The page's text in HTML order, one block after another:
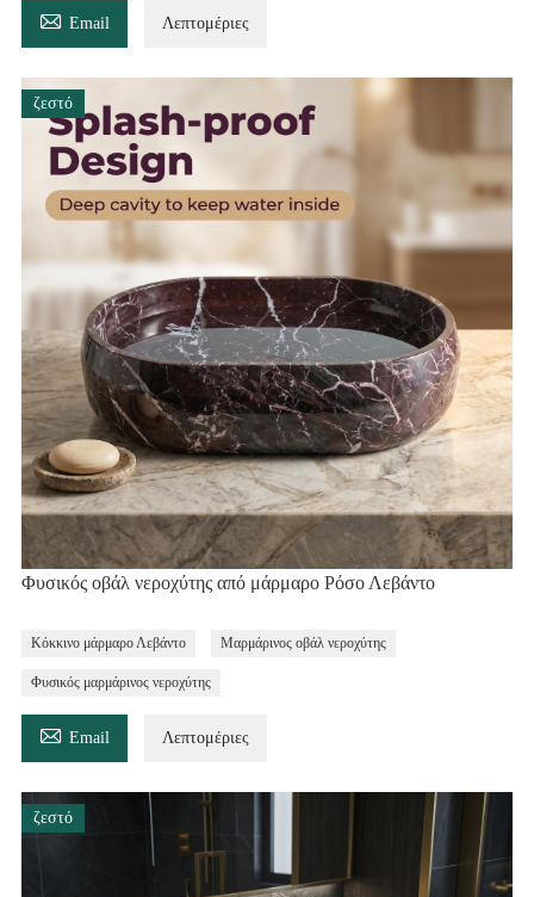
 Email Λεπτομέριες
ζεστό
Φυσικός οβάλ νεροχύτης από μάρμαρο Ρόσο Λεβάντο
Κόκκινο μάρμαρο Λεβάντο Μαρμάρινος οβάλ νεροχύτης
Φυσικός μαρμάρινος νεροχύτης
 Email Λεπτομέριες
ζεστό